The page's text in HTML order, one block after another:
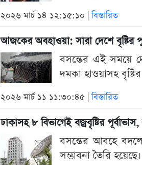
২০২৬ মার্চ ১৪ ১২:১৫:১০ |বিস্তারিত
আজকের অবহাওয়া: সারা দেশে বৃষ্টির
বসন্তের এই সময়ে
দমকা হাওয়াসহ
২০২৬ মার্চ ১১ ১১:৩০:৪৫ |বিস্তারিত
ঢাকাসহ ৮ বিভাগেই বজ্রবৃষ্টির
বসন্তের আবহে
সম্ভাবনা তৈরি